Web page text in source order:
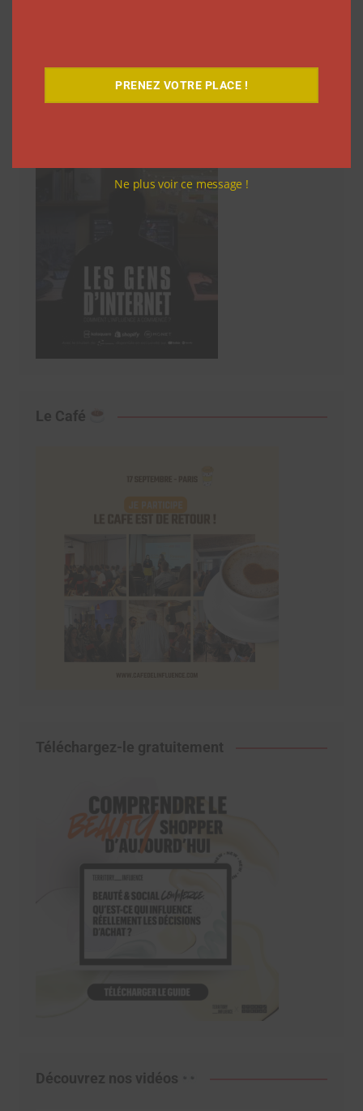
Découvrez notre documentaire
Le Café
Téléchargez-le gratuitement
Découvrez nos vidéos
PRENEZ VOTRE PLACE !
Ne plus voir ce message !